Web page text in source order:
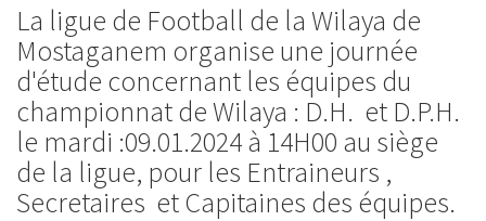
La ligue de Football de la Wilaya de
Mostaganem organise une journée
d'étude concernant les équipes du
championnat de Wilaya : D.H. et D.P.H.
le mardi :09.01.2024 à 14H00 au siège
de la ligue, pour les Entraineurs ,
Secretaires et Capitaines des équipes.